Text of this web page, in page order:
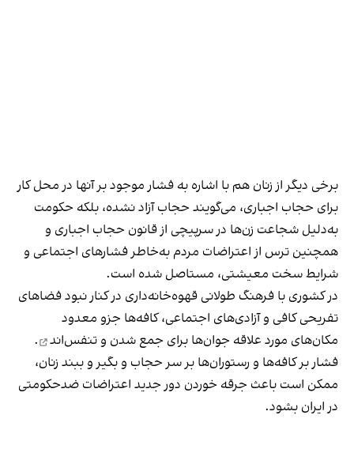
برخی دیگر از زنان هم با اشاره به فشار موجود بر آنها در محل کار
برای حجاب اجباری، می‌گویند حجاب آزاد نشده، بلکه حکومت
به‌دلیل شجاعت زن‌ها در سرپیچی از قانون حجاب اجباری و
همچنین ترس از اعتراضات مردم به‌خاطر فشارهای اجتماعی و
شرایط سخت معیشتی، مستاصل شده است.
در کشوری با فرهنگ طولانی قهوه‌‌خانه‌داری در کنار نبود فضاهای
تفریحی کافی و آزادی‌های اجتماعی، کافه‌ها جزو معدود
مکان‌های مورد علاقه جوان‌ها برای جمع شدن و تنفس‌اند
.
فشار بر کافه‌ها و رستوران‌ها بر سر حجاب و بگیر و ببند زنان،
ممکن است باعث جرقه خوردن دور جدید اعتراضات ضدحکومتی
در ایران بشود.